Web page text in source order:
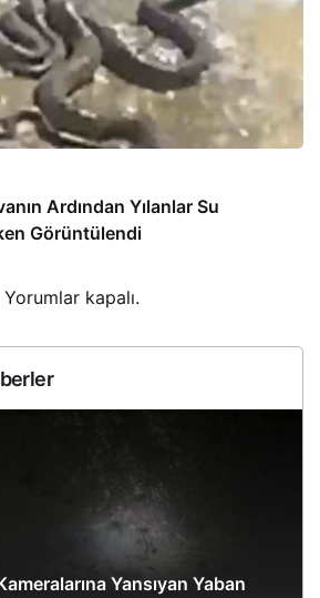
Ardından Yılanlar Su
Görüntülendi
Yorumlar kapalı.
Yansıyan Yaban